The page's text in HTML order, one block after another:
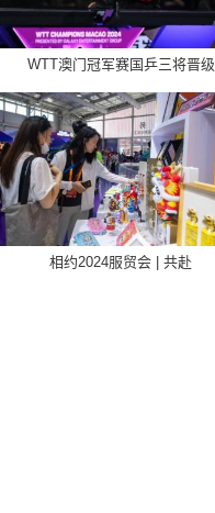
WTT澳门冠军赛国乒三将晋级
相约2024服贸会 | 共赴